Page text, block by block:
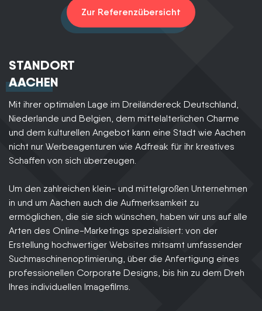
Zur Referenzübersicht
STANDORT
AACHEN
Mit ihrer optimalen Lage im Dreiländereck Deutschland,
Niederlande und Belgien, dem mittelalterlichen Charme
und dem kulturellen Angebot kann eine Stadt wie Aachen
nicht nur Werbeagenturen wie Adfreak für ihr kreatives
Schaffen von sich überzeugen.
Um den zahlreichen klein- und mittelgroßen Unternehmen
in und um Aachen auch die Aufmerksamkeit zu
ermöglichen, die sie sich wünschen, haben wir uns auf alle
Arten des Online-Marketings spezialisiert: von der
Erstellung hochwertiger Websites mitsamt umfassender
Suchmaschinenoptimierung, über die Anfertigung eines
professionellen Corporate Designs, bis hin zu dem Dreh
Ihres individuellen Imagefilms.